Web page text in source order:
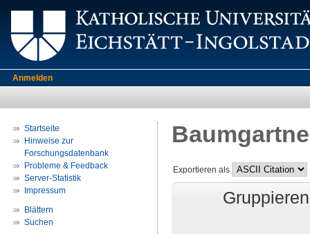
Anmelden
Startseite
Hinweise zur
Forschungsdatenbank
Probleme & Feedback
Server-Statistik
Impressum
Blättern
Suchen
Exportieren als